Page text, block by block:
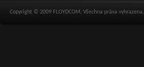
Copyright © 2009 FLOYDCOM. Všechna práva vyhrazena.